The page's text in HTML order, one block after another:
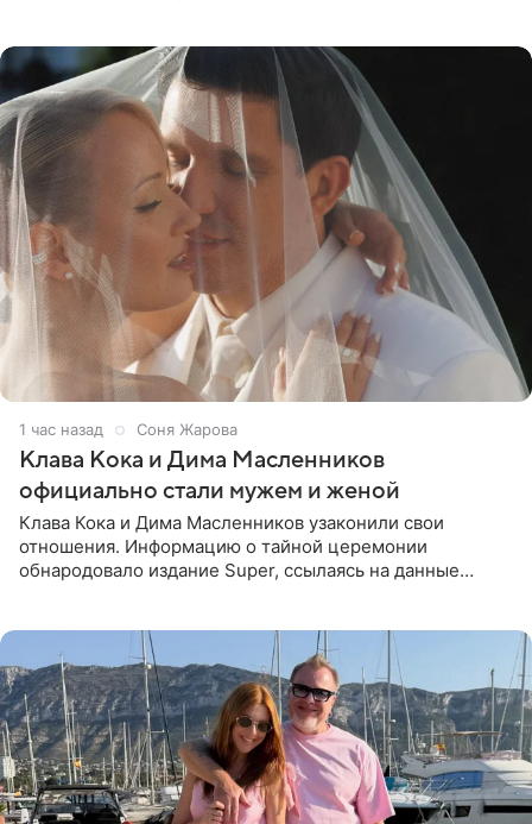
1 час назад Соня Жарова
Клава Кока и Дима Масленников
официально стали мужем и женой
Клава Кока и Дима Масленников узаконили свои
отношения. Информацию о тайной церемонии
обнародовало издание Super, ссылаясь на данные